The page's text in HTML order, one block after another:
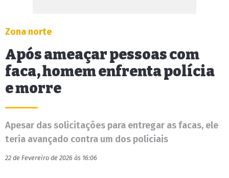
Zona norte
Após ameaçar pessoas com
faca, homem enfrenta polícia
e morre
Apesar das solicitações para entregar as facas, ele
teria avançado contra um dos policiais
22 de Fevereiro de 2026 às 16:06